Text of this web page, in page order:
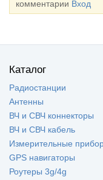
комментарии Вход
Каталог
Радиостанции
Антенны
ВЧ и СВЧ коннекторы
ВЧ и СВЧ кабель
Измерительные
GPS навигаторы
Роутеры 3g/4g